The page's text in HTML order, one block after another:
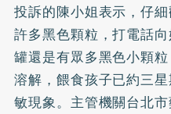
投訴的陳小姐表示，仔
許多黑色顆粒，打電話
罐還是有眾多黑色小顆
溶解，餵食孩子已約三
敏現象。主管機關台北